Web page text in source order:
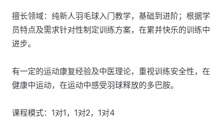
擅长领域：纯新人羽毛球入门教学，基础到进阶；根据学
员特点及需求针对性制定训练方案，在累并快乐的训练中
进步。
有一定的运动康复经验及中医理论，重视训练安全性，在
健康中运动，在运动中感受羽球释放的多巴胺。
课程模式：1对1，1对2，1对4